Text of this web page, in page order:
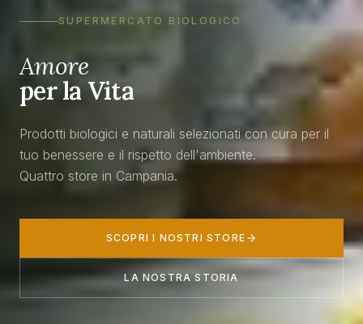
SUPERMERCATO BIOLOGICO
Amore
per la Vita
Prodotti biologici e naturali selezionati con cura per il
tuo benessere e il rispetto dell'ambiente.
Quattro store in Campania.
SCOPRI I NOSTRI STORE
LA NOSTRA STORIA